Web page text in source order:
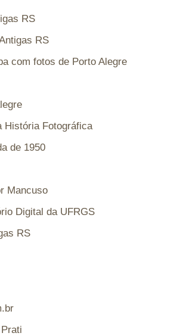
RS
RS
com fotos de Porto Alegre
História Fotográfica
de 1950
Mancuso
Digital da UFRGS
RS